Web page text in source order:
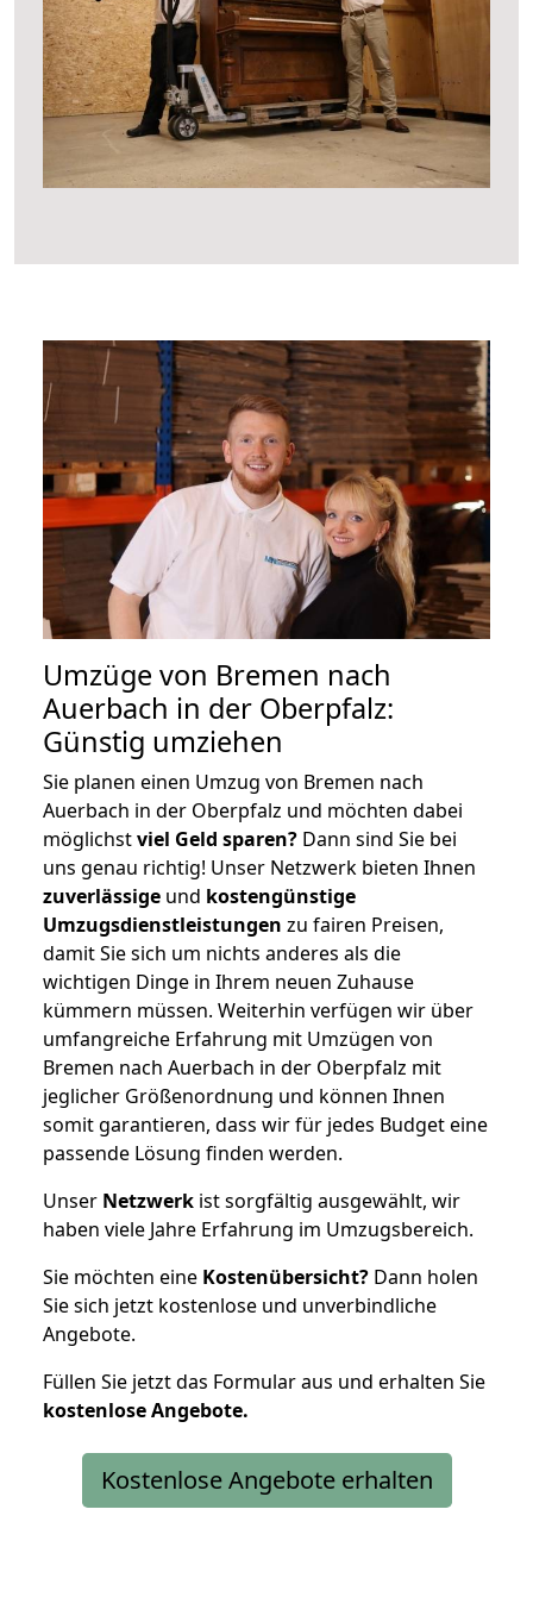
Umzüge von Bremen nach
Auerbach in der Oberpfalz:
Günstig umziehen
Sie planen einen Umzug von Bremen nach
Auerbach in der Oberpfalz und möchten dabei
möglichstviel Geld sparen? Dann sind Sie bei
uns genau richtig! Unser Netzwerk bieten Ihnen
zuverlässige und kostengünstige
Umzugsdienstleistungen zu fairen Preisen,
damit Sie sich um nichts anderes als die
wichtigen Dinge in Ihrem neuen Zuhause
kümmern müssen. Weiterhin verfügen wir über
umfangreiche Erfahrung mit Umzügen von
Bremen nach Auerbach in der Oberpfalz mit
jeglicher Größenordnung und können Ihnen
somit garantieren, dass wir für jedes Budget eine
passende Lösung finden werden.
Unser Netzwerk ist sorgfältig ausgewählt, wir
haben viele Jahre Erfahrung im Umzugsbereich.
Sie möchten eine Kostenübersicht? Dann holen
Sie sich jetzt kostenlose und unverbindliche
Angebote.
Füllen Sie jetzt das Formular aus und erhalten Sie
kostenloseAngebote.
Kostenlose Angebote erhalten